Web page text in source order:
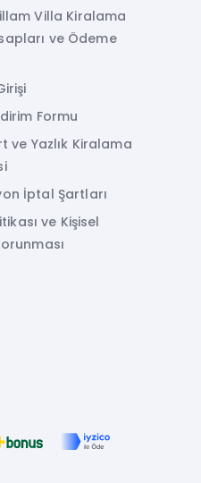
Villa Kiralama
ve Ödeme
Formu
ve Yazlık Kiralama
İptal Şartları
ve Kişisel